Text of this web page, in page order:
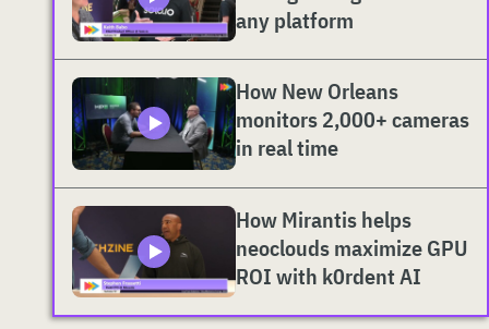
any platform
How New Orleans
monitors 2,000+ cameras
in real time
How Mirantis helps
neoclouds maximize GPU
ROI with k0rdent AI